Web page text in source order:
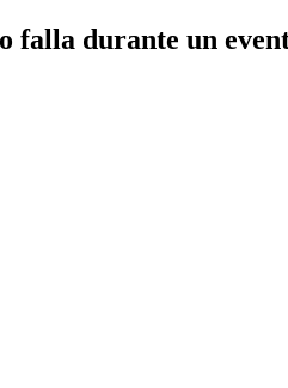
falla durante un